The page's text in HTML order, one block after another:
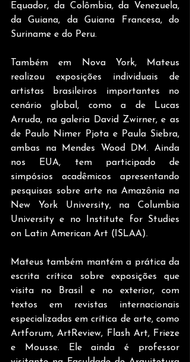
Equador, da Colômbia, da Venezuela,
da Guiana, da Guiana Francesa, do
Suriname e do Peru.
Também em Nova York, Mateus
realizou exposições individuais de
artistas brasileiros importantes no
cenário global, como a de Lucas
Arruda, na galeria David Zwirner, e as
de Paulo Nimer Pjota e Paula Siebra,
ambas na Mendes Wood DM. Ainda
nos EUA, tem participado de
simpósios acadêmicos apresentando
pesquisas sobre arte na Amazônia na
New York University, na Columbia
University e no Institute for Studies
on Latin American Art (ISLAA).
Mateus também mantém a prática da
escrita crítica sobre exposições que
visita no Brasil e no exterior, com
textos em revistas internacionais
especializadas em crítica de arte, como
Artforum, ArtReview, Flash Art, Frieze
e Mousse. Ele ainda é professor